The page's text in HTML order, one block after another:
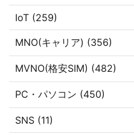
IoT (259)
MNO(キャリア) (356)
MVNO(格安SIM) (482)
PC・パソコン (450)
SNS (11)